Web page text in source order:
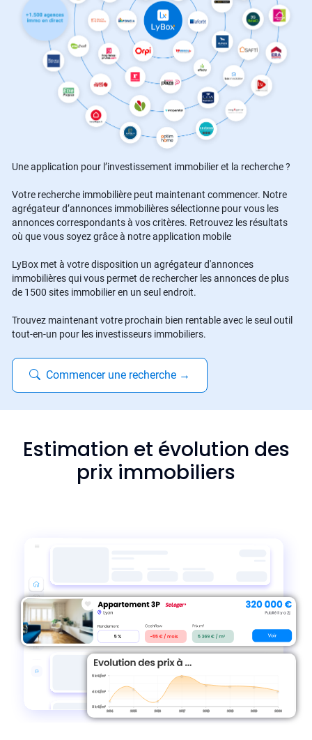
Une application pour l’investissement immobilier et la recherche ?
Votre recherche immobilière peut maintenant commencer. Notre
agrégateur d’annonces immobilières sélectionne pour vous les
annonces correspondants à vos critères. Retrouvez les résultats
où que vous soyez grâce à notre application mobile
LyBox met à votre disposition un agrégateur d'annonces
immobilières qui vous permet de rechercher les annonces de plus
de 1500 sites immobilier en un seul endroit.
Trouvez maintenant votre prochain bien rentable avec le seul outil
tout-en-un pour les investisseurs immobiliers.
Commencer une recherche →
Estimation et évolution des
prix immobiliers